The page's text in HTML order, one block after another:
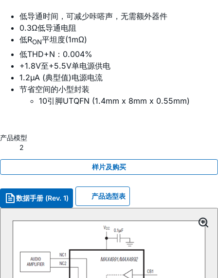
低导通时间，可减少咔嗒声，无需额外器件
0.3Ω低导通电阻
低RON平坦度(1mΩ)
低THD+N：0.004%
+1.8V至+5.5V单电源供电
1.2µA (典型值)电源电流
节省空间的小型封装
10引脚UTQFN (1.4mm x 8mm x 0.55mm)
产品模型
2
样片及购买
数据手册 (Rev. 1) 产品选型表